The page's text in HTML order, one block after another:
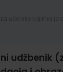
udžbenik